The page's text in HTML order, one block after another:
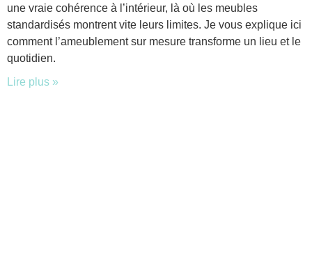
une vraie cohérence à l’intérieur, là où les meubles
standardisés montrent vite leurs limites. Je vous explique ici
comment l’ameublement sur mesure transforme un lieu et le
quotidien.
Lire plus »